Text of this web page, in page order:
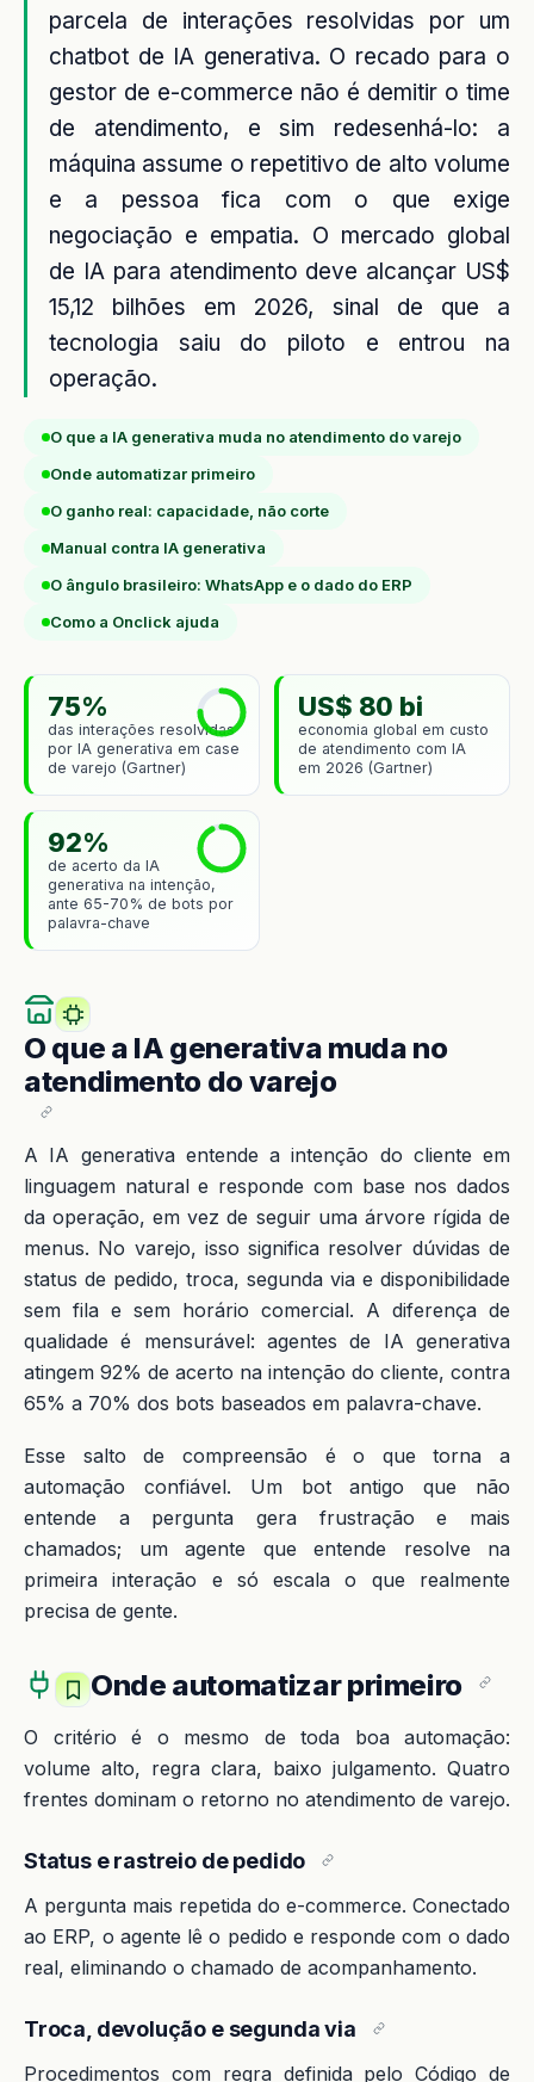
parcela de interações resolvidas por um
chatbot de IA generativa. O recado para o
gestor de e-commerce não é demitir o time
de atendimento, e sim redesenhá-lo: a
máquina assume o repetitivo de alto volume
e a pessoa fica com o que exige
negociação e empatia. O mercado global
de IA para atendimento deve alcançar US$
15,12 bilhões em 2026, sinal de que a
tecnologia saiu do piloto e entrou na
operação.
O que a IA generativa muda no atendimento do varejo
Onde automatizar primeiro
O ganho real: capacidade, não corte
Manual contra IA generativa
O ângulo brasileiro: WhatsApp e o dado do ERP
Como a Onclick ajuda
75%
das interações resolvidas
por IA generativa em case
de varejo (Gartner)
US$ 80 bi
economia global em custo
de atendimento com IA
em 2026 (Gartner)
92%
de acerto da IA
generativa na intenção,
ante 65-70% de bots por
palavra-chave
O que a IA generativa muda no
atendimento do varejo
A IA generativa entende a intenção do cliente em
linguagem natural e responde com base nos dados
da operação, em vez de seguir uma árvore rígida de
menus. No varejo, isso significa resolver dúvidas de
status de pedido, troca, segunda via e disponibilidade
sem fila e sem horário comercial. A diferença de
qualidade é mensurável: agentes de IA generativa
atingem 92% de acerto na intenção do cliente, contra
65% a 70% dos bots baseados em palavra-chave.
Esse salto de compreensão é o que torna a
automação confiável. Um bot antigo que não
entende a pergunta gera frustração e mais
chamados; um agente que entende resolve na
primeira interação e só escala o que realmente
precisa de gente.
Onde automatizar primeiro
O critério é o mesmo de toda boa automação:
volume alto, regra clara, baixo julgamento. Quatro
frentes dominam o retorno no atendimento de varejo.
Status e rastreio de pedido
A pergunta mais repetida do e-commerce. Conectado
ao ERP, o agente lê o pedido e responde com o dado
real, eliminando o chamado de acompanhamento.
Troca, devolução e segunda via
Procedimentos com regra definida pelo Código de